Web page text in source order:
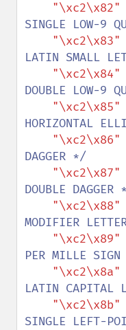
"\xc2\x82"
SINGLE LOW-9
"\xc2\x83"
LATIN SMALL
"\xc2\x84"
DOUBLE LOW-9
"\xc2\x85"
HORIZONTAL
"\xc2\x86"
DAGGER */
"\xc2\x87"
DOUBLE DAGGER
"\xc2\x88"
MODIFIER
"\xc2\x89"
PER MILLE
"\xc2\x8a"
LATIN CAPITAL
"\xc2\x8b"
SINGLE LEFT-